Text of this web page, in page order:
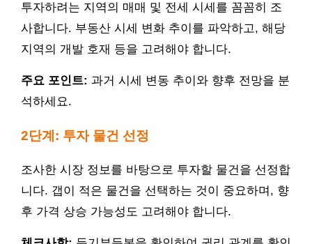
투자하려는 지역의 매매 및 전세 시세를 꼼꼼히 조
사합니다. 부동산 시세 변화 추이를 파악하고, 해당
지역의 개발 호재 등을 고려해야 합니다.
주요 포인트: 과거 시세 변동 추이와 향후 전망을 분
석하세요.
2단계: 투자 물건 선정
조사한 시장 정보를 바탕으로 투자할 물건을 선정합
니다. 갭이 적은 물건을 선택하는 것이 중요하며, 향
후 가격 상승 가능성도 고려해야 합니다.